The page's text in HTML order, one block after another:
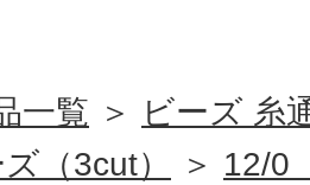
一覧 ＞
ビーズ 糸
（3cut）
＞ 12/0